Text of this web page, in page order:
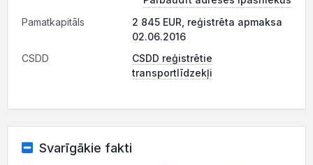
Pamatkapitāls
2 845 EUR, reģistrēta apmaksa
02.06.2016
CSDD
CSDD reģistrētie
transportlīdzekļi
Svarīgākie fakti